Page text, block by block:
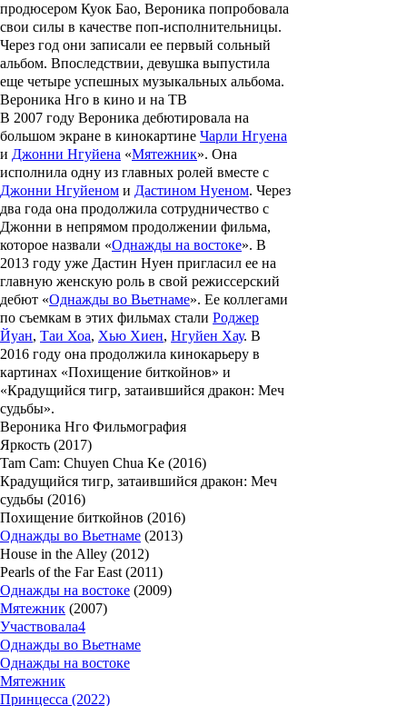
продюсером Куок Бао, Вероника попробовала
свои силы в качестве поп-исполнительницы.
Через год они записали ее первый сольный
альбом. Впоследствии, девушка выпустила
еще четыре успешных музыкальных альбома.
Вероника Нго в кино и на ТВ
В 2007 году Вероника дебютировала на
большом экране в кинокартине Чарли Нгуена
и Джонни Нгуйена «Мятежник». Она
исполнила одну из главных ролей вместе с
Джонни Нгуйеном и Дастином Нуеном. Через
два года она продолжила сотрудничество с
Джонни в непрямом продолжении фильма,
которое назвали «Однажды на востоке». В
2013 году уже Дастин Нуен пригласил ее на
главную женскую роль в свой режиссерский
дебют «Однажды во Вьетнаме». Ее коллегами
по съемкам в этих фильмах стали Роджер
Йуан, Таи Хоа, Хью Хиен, Нгуйен Хау. В
2016 году она продолжила кинокарьеру в
картинах «Похищение биткойнов» и
«Крадущийся тигр, затаившийся дракон: Меч
судьбы».
Вероника Нго Фильмография
Яркость (2017)
Tam Cam: Chuyen Chua Ke (2016)
Крадущийся тигр, затаившийся дракон: Меч
судьбы (2016)
Похищение биткойнов (2016)
Однажды во Вьетнаме (2013)
House in the Alley (2012)
Pearls of the Far East (2011)
Однажды на востоке (2009)
Мятежник (2007)
Участвовала4
Однажды во Вьетнаме
Однажды на востоке
Мятежник
Принцесса (2022)